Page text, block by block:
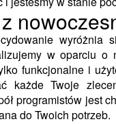
w oparciu o
funkcjonalne i
każde Twoje
programistów jest
do Twoich potrzeb.